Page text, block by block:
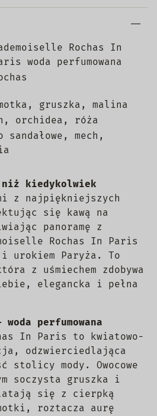
Rochas In
woda perfumowana
gruszka, malina
orchidea, róża
sandałowe, mech,
kiedykolwiek
z najpiękniejszych
się kawą na
panoramę z
Rochas In Paris
i urokiem Paryża. To
z uśmiechem zdobywa
elegancka i pełna
perfumowana
In Paris to kwiatowo-
odzwierciedlająca
stolicy mody. Owocowe
soczysta gruszka i
się z cierpką
roztacza aurę